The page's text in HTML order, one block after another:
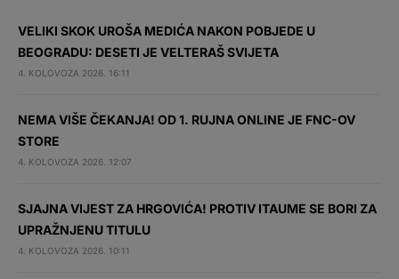
VELIKI SKOK UROŠA MEDIĆA NAKON POBJEDE U
BEOGRADU: DESETI JE VELTERAŠ SVIJETA
4. KOLOVOZA 2026. 16:11
NEMA VIŠE ČEKANJA! OD 1. RUJNA ONLINE JE FNC-OV
STORE
4. KOLOVOZA 2026. 12:07
SJAJNA VIJEST ZA HRGOVIĆA! PROTIV ITAUME SE BORI ZA
UPRAŽNJENU TITULU
4. KOLOVOZA 2026. 10:11